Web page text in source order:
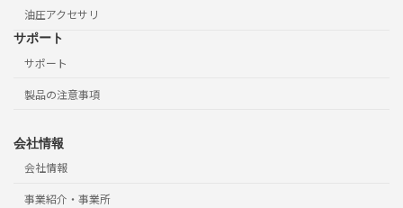
油圧アクセサリ
サポート
サポート
製品の注意事項
会社情報
会社情報
事業紹介・事業所